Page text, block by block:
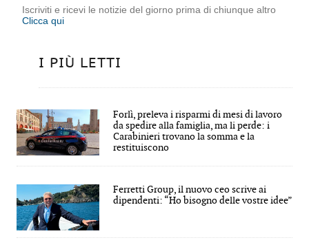
Iscriviti e ricevi le notizie del giorno prima di chiunque altro
Clicca qui
I PIÙ LETTI
Forlì, preleva i risparmi di mesi di lavoro
da spedire alla famiglia, ma li perde: i
Carabinieri trovano la somma e la
restituiscono
Ferretti Group, il nuovo ceo scrive ai
dipendenti: “Ho bisogno delle vostre idee”